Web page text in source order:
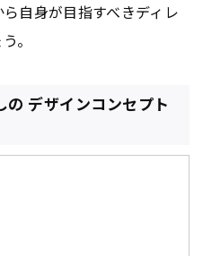
自身が目指すべきディレ
。
デザインコンセプト